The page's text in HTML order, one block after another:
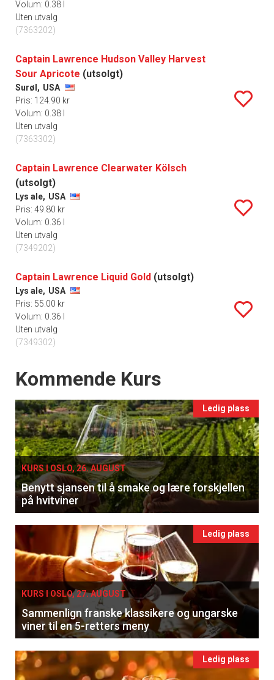
Volum: 0.38 l
Uten utvalg
(7363202)
Captain Lawrence Hudson Valley Harvest
Sour Apricote (utsolgt)
Surøl, USA
Pris: 124.90 kr
Volum: 0.38 l
Uten utvalg
(7363302)
Captain Lawrence Clearwater Kölsch
(utsolgt)
Lys ale, USA
Pris: 49.80 kr
Volum: 0.36 l
Uten utvalg
(7349202)
Captain Lawrence Liquid Gold (utsolgt)
Lys ale, USA
Pris: 55.00 kr
Volum: 0.36 l
Uten utvalg
(7349302)
Events
Kommende Kurs
Ledig plass
KURS I OSLO, 26. AUGUST
Benytt sjansen til å smake og lære forskjellen
på hvitviner
Ledig plass
KURS I OSLO, 27. AUGUST
Sammenlign franske klassikere og ungarske
viner til en 5-retters meny
Ledig plass